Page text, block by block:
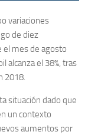
variaciones
de diez
el mes de agosto
alcanza el 38%, tras
2018.
situación dado que
un contexto
aumentos por